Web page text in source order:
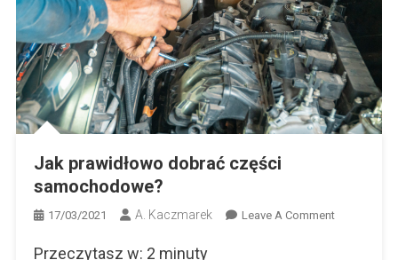
Jak prawidłowo dobrać części
samochodowe?
17/03/2021 A. Kaczmarek Leave A CommentOn
Przeczytasz w: 2 minuty